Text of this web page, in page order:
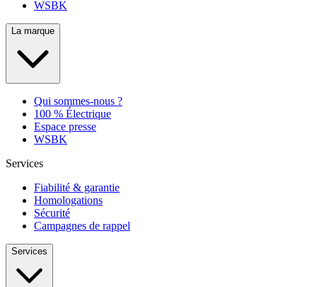
WSBK
La marque
Qui sommes-nous ?
100 % Électrique
Espace presse
WSBK
Services
Fiabilité & garantie
Homologations
Sécurité
Campagnes de rappel
Services